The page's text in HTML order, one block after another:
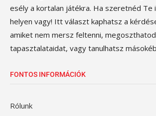
esély a kortalan játékra. Ha szeretnéd Te
helyen vagy! Itt választ kaphatsz a
amiket nem mersz feltenni,
tapasztalataidat, vagy tanulhatsz
FONTOS INFORMÁCIÓK
Rólunk